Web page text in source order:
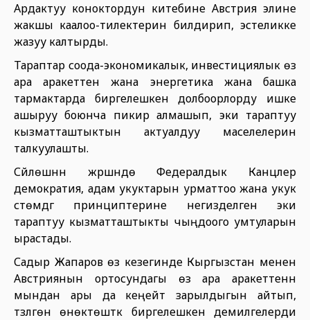
Ардактуу коноктордун китебине Австрия элине
жакшы каалоо-тилектерин билдирип, эстеликке
жазуу калтырды.
Тараптар соода-экономикалык, инвестициялык өз
ара аракеттенүү жана энергетика жана башка
тармактарда биргелешкен долбоорлорду ишке
ашыруу боюнча пикир алмашып, эки тараптуу
кызматташтыктын актуалдуу маселелерин
талкуулашты.
Сүйлөшүүнүн жүрүшүндө Федералдык Канцлер
демократия, адам укуктарын урматтоо жана укук
үстөмдүгү принциптерине негизделген эки
тараптуу кызматташтыкты чыңдоого умтуларын
ырастады.
Садыр Жапаров өз кезегинде Кыргызстан менен
Австриянын ортосундагы өз ара аракеттенүүнү
мындан ары да кеңейтүү зарылдыгын айтып,
түзүлгөн өнөктөштүк биргелешкен демилгелерди